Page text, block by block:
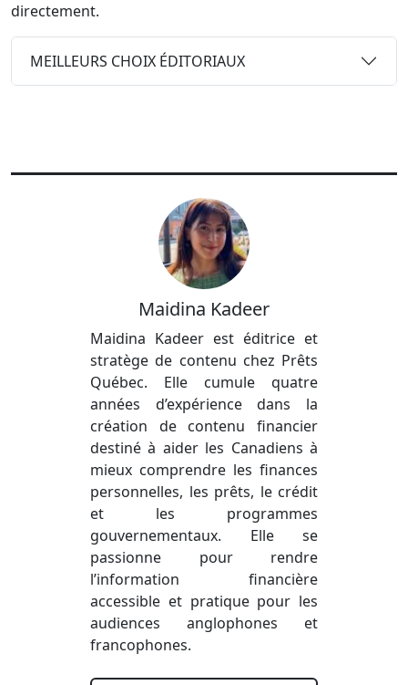
directement.
MEILLEURS CHOIX ÉDITORIAUX
Maidina Kadeer
Maidina Kadeer est éditrice et
stratège de contenu chez Prêts
Québec. Elle cumule quatre
années d’expérience dans la
création de contenu financier
destiné à aider les Canadiens à
mieux comprendre les finances
personnelles, les prêts, le crédit
et les programmes
gouvernementaux. Elle se
passionne pour rendre
l’information financière
accessible et pratique pour les
audiences anglophones et
francophones.